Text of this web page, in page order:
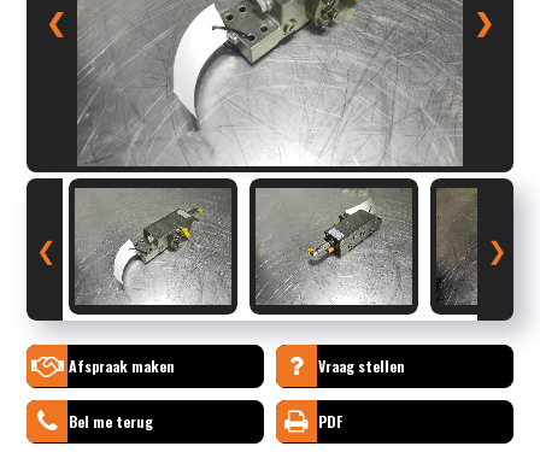
❮ ❯
❮ ❯
Afspraak maken Vraag stellen
Bel me terug PDF